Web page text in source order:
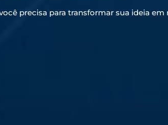
precisa para transformar sua ideia em